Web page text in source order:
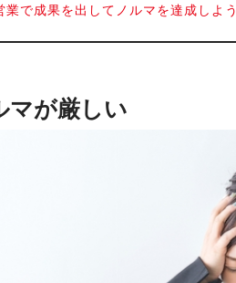
業で成果を出してノルマを達成しよう
マが厳しい